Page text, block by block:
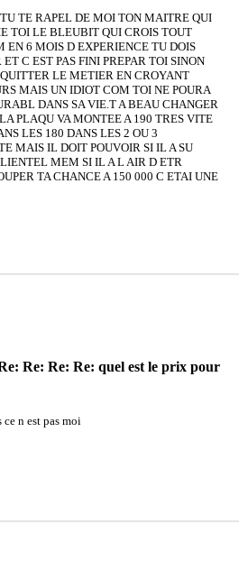
TE RAPEL DE MOI TON MAITRE QUI
TOI LE BLEUBIT QUI CROIS TOUT
EN 6 MOIS D EXPERIENCE TU DOIS
C EST PAS FINI PREPAR TOI SINON
LE METIER EN CROYANT
MAIS UN IDIOT COM TOI NE POURA
DANS SA VIE.T A BEAU CHANGER
PLAQU VA MONTEE A 190 TRES VITE
LES 180 DANS LES 2 OU 3
MAIS IL DOIT POUVOIR SI IL A SU
MEM SI IL A L AIR D ETR
TA CHANCE A 150 000 C ETAI UNE
Re: Re: Re: quel est le prix pour
n est pas moi